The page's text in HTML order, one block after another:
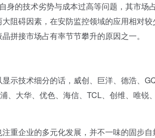
的技术劣势与成本过高等问题，其市场
阻碍因素，在安防监控领域的应用相对
拼接市场占有率节节攀升的原因之一。
技术细分的话，威创、巨洋、德浩、
、大华、优色、海信、TCL、创维、唯锐
企业的多元化发展，并不一味的固步自